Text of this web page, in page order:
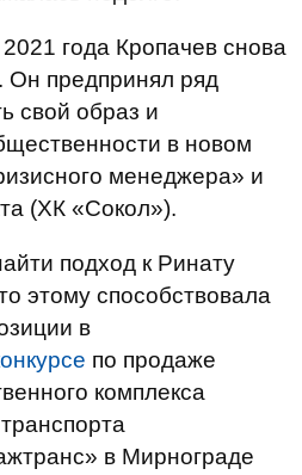
года Кропачев снова
Он предпринял ряд
свой образ и
в новом
менеджера» и
(ХК «Сокол»).
подход к Ринату
этому способствовала
в
по продаже
комплекса
в Мирнограде